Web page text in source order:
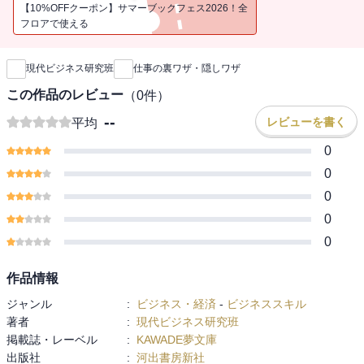
切り替わったわけではなく、そこにはまだ、社内づきあい、親分子
分の関係、根回しといった日本的な風土が色濃く残っています。そ
になるでしょう。というわけで、仕事の力と遊泳術は、競争社会で
サバイバルするための車の両輪であり、本書にはそういうコツを満
載しています。若手社員はもちろん、中堅社員として活躍している
人にも、本書はよりよいサラリーマンライフを生き抜くための参考
になるでしょう。
【10%OFFクーポン】サマーブックフェス2026！全
フロアで使える
新刊通知
現代ビジネス研究班 仕事の裏ワザ・隠しワザ
この作品のレビュー （0件）
平均 -- レビューを書く
0
0
0
0
0
作品情報
ジャンル : ビジネス・経済 - ビジネススキル
著者
: 現代ビジネス研究班
掲載誌・レーベル
:
KAWADE夢文庫
出版社
: 河出書房新社